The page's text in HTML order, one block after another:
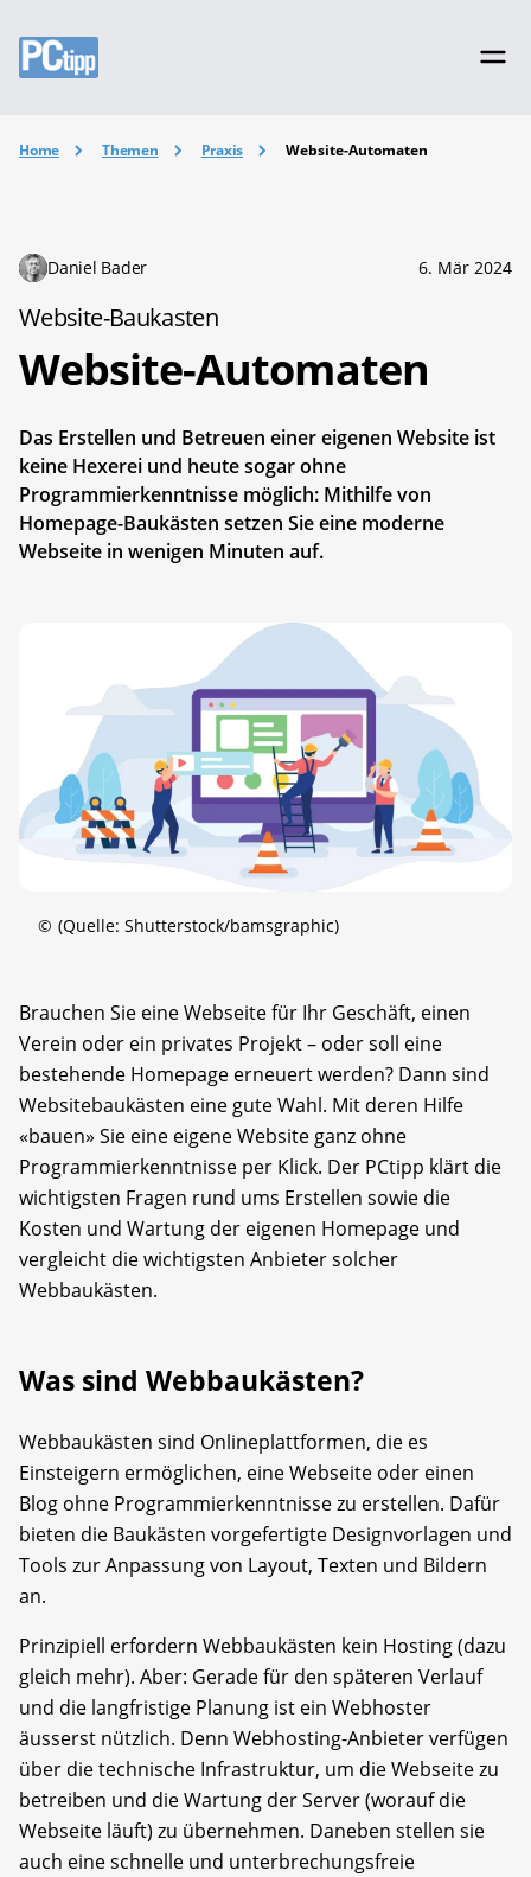
Home Themen Praxis Website-Automaten
Daniel Bader 6. Mär 2024
Website-Baukasten
Website-Automaten
Das Erstellen und Betreuen einer eigenen Website ist
keine Hexerei und heute sogar ohne
Programmierkenntnisse möglich: Mithilfe von
Homepage-Baukästen setzen Sie eine moderne
Webseite in wenigen Minuten auf.
© (Quelle: Shutterstock/bamsgraphic)
Brauchen Sie eine Webseite für Ihr Geschäft, einen
Verein oder ein privates Projekt – oder soll eine
bestehende Homepage erneuert werden? Dann sind
Websitebaukästen eine gute Wahl. Mit deren Hilfe
«bauen» Sie eine eigene Website ganz ohne
Programmierkenntnisse per Klick. Der PCtipp klärt die
wichtigsten Fragen rund ums Erstellen sowie die
Kosten und Wartung der eigenen Homepage und
vergleicht die wichtigsten Anbieter solcher
Webbaukästen.
Was sind Webbaukästen?
Webbaukästen sind Onlineplattformen, die es
Einsteigern ermöglichen, eine Webseite oder einen
Blog ohne Programmierkenntnisse zu erstellen. Dafür
bieten die Baukästen vorgefertigte Designvorlagen und
Tools zur Anpassung von Layout, Texten und Bildern
an.
Prinzipiell erfordern Webbaukästen kein Hosting (dazu
gleich mehr). Aber: Gerade für den späteren Verlauf
und die langfristige Planung ist ein Webhoster
äusserst nützlich. Denn Webhosting-Anbieter verfügen
über die technische Infrastruktur, um die Webseite zu
betreiben und die Wartung der Server (worauf die
Webseite läuft) zu übernehmen. Daneben stellen sie
auch eine schnelle und unterbrechungsfreie